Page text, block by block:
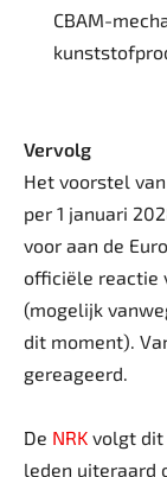
CBAM-
Vervolg
Het voorstel
per 1 januari
voor aan de
officiële reactie
(mogelijk
dit moment).
gereageerd.
De NRK volgt dit
leden uiteraard